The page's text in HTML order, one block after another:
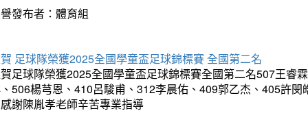
發布者：體育組
足球隊榮獲2025全國學童盃足球錦標賽 全國第二名
足球隊榮獲2025全國學童盃足球錦標賽全國第二名507王睿
506楊芎恩、410呂駿甫、312李晨佑、409郭乙杰、405許
謝陳胤孝老師辛苦專業指導